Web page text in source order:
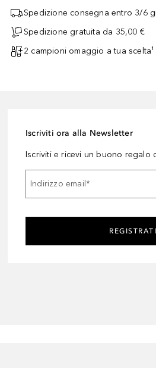
Spedizione consegna entro 3/6
Spedizione gratuita da 35,00 €
2 campioni omaggio a tua scelta¹
Iscriviti ora alla Newsletter
Iscriviti e ricevi un buono regalo
Indirizzo email*
REGISTRATI